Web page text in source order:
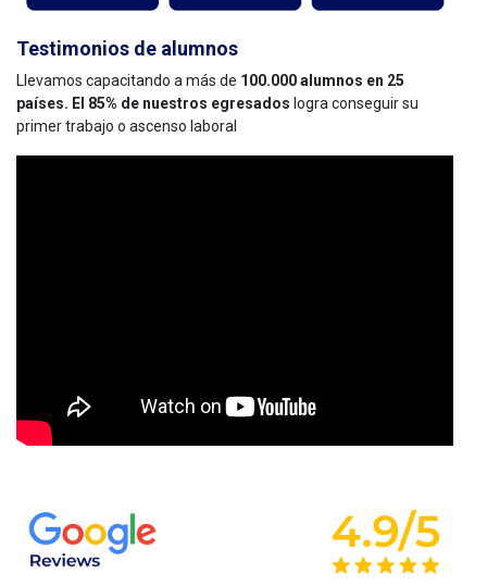
Testimonios de alumnos
Llevamos capacitando a más de 100.000 alumnos en 25
países. El 85% de nuestros egresados logra conseguir su
primer trabajo o ascenso laboral